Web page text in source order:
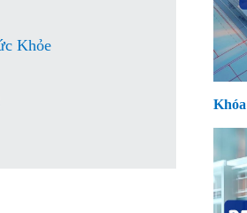
Khỏe